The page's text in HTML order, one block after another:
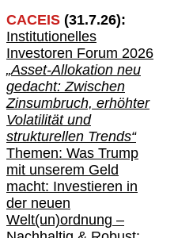
CACEIS (31.7.26):
Institutionelles
Investoren Forum 2026
„Asset-Allokation neu
gedacht: Zwischen
Zinsumbruch, erhöhter
Volatilität und
strukturellen Trends“
Themen: Was Trump
mit unserem Geld
macht: Investieren in
der neuen
Welt(un)ordnung –